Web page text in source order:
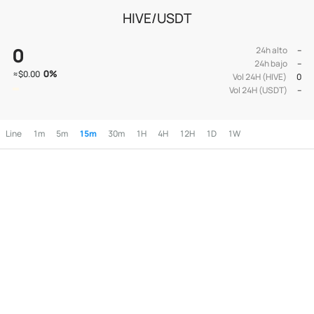
HIVE/USDT
0
≈$0.00 0%
24h alto
--
24h bajo
--
Vol 24H (HIVE)
0
Vol 24H (USDT)
--
Line 1m 5m 15m 30m 1H 4H 12H 1D 1W